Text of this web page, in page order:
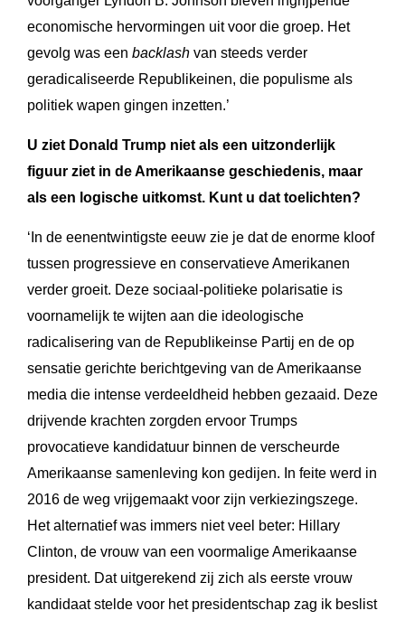
economische hervormingen uit voor die groep. Het
gevolg was een backlash van steeds verder
geradicaliseerde Republikeinen, die populisme als
politiek wapen gingen inzetten.’
U ziet Donald Trump niet als een uitzonderlijk
figuur ziet in de Amerikaanse geschiedenis, maar
als een logische uitkomst. Kunt u dat toelichten?
‘In de eenentwintigste eeuw zie je dat de enorme kloof
tussen progressieve en conservatieve Amerikanen
verder groeit. Deze sociaal-politieke polarisatie is
voornamelijk te wijten aan die ideologische
radicalisering van de Republikeinse Partij en de op
sensatie gerichte berichtgeving van de Amerikaanse
media die intense verdeeldheid hebben gezaaid. Deze
drijvende krachten zorgden ervoor Trumps
provocatieve kandidatuur binnen de verscheurde
Amerikaanse samenleving kon gedijen. In feite werd in
2016 de weg vrijgemaakt voor zijn verkiezingszege.
Het alternatief was immers niet veel beter: Hillary
Clinton, de vrouw van een voormalige Amerikaanse
president. Dat uitgerekend zij zich als eerste vrouw
kandidaat stelde voor het presidentschap zag ik beslist